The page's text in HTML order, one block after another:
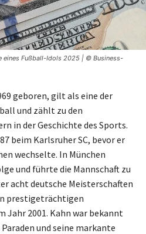
eines Fußball-Idols 2025 | © Business-
geboren, gilt als eine der
und zählt zu den
in der Geschichte des Sports.
beim Karlsruher SC, bevor er
wechselte. In München
und führte die Mannschaft zu
acht deutsche Meisterschaften
prestigeträchtigen
Jahr 2001. Kahn war bekannt
und seine markante